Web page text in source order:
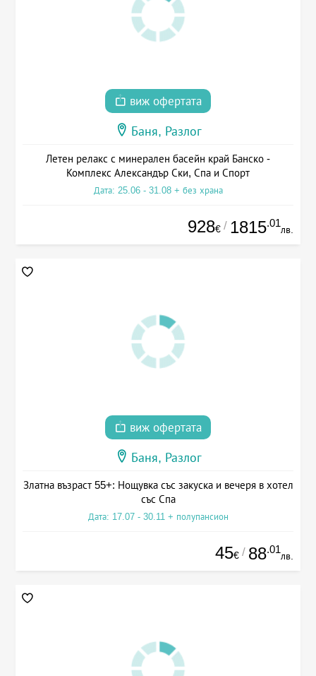
виж офертата
Баня, Разлог
Летен релакс с минерален басейн край Банско -
Комплекс Александър Ски, Спа и Спорт
Дата: 25.06 - 31.08 + без храна
928€ / 1815.01
лв.
виж офертата
Баня, Разлог
Златна възраст 55+: Нощувка със закуска и вечеря в хотел
със Спа
Дата: 17.07 - 30.11 + полупансион
45€ / 88.01
лв.